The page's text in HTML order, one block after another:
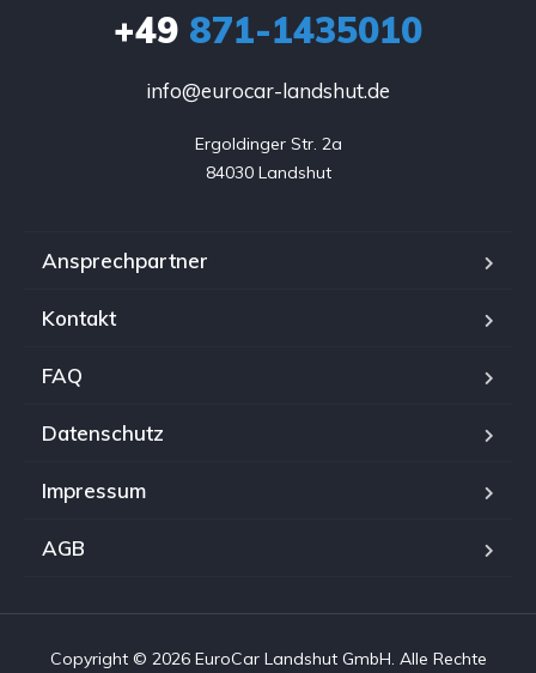
+49 871-1435010
info@eurocar-landshut.de
Ergoldinger Str. 2a
84030 Landshut
Ansprechpartner
Kontakt
FAQ
Datenschutz
Impressum
AGB
Copyright © 2026 EuroCar Landshut GmbH. Alle Rechte